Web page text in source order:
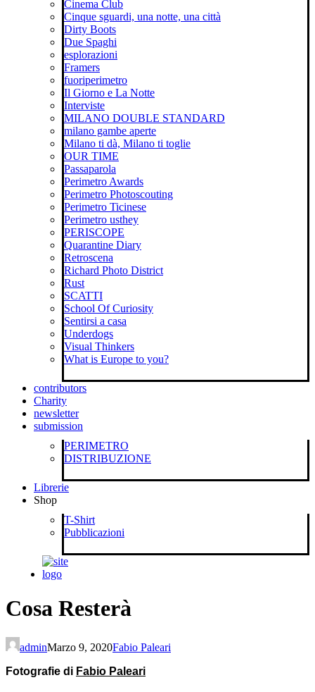
Cinema Club
Cinque sguardi, una notte, una città
Dirty Boots
Due Spaghi
esplorazioni
Framers
fuoriperimetro
Il Giorno e La Notte
Interviste
MILANO DOUBLE STANDARD
milano gambe aperte
Milano ti dà, Milano ti toglie
OUR TIME
Passaparola
Perimetro Awards
Perimetro Photoscouting
Perimetro Ticinese
Perimetro usthey
PERISCOPE
Quarantine Diary
Retroscena
Richard Photo District
Rust
SCATTI
School Of Curiosity
Sentirsi a casa
Underdogs
Visual Thinkers
What is Europe to you?
contributors
Charity
newsletter
submission
PERIMETRO
DISTRIBUZIONE
Librerie
Shop
T-Shirt
Pubblicazioni
Cosa Resterà
adminMarzo 9, 2020Fabio Paleari
Fotografie di Fabio Paleari